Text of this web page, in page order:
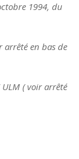
1994, du
arrêté en bas de
( voir arrêté